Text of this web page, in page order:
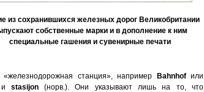
из сохранившихся железных дорог Великобритании
собственные марки и в дополнение к ним
специальные гашения и сувенирные печати
станция», например Bahnhofили
stasijon(норв.). Они указывают лишь на то, что